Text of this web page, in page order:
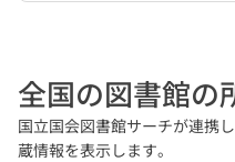
全国の図書館の
国立国会図書館サーチが連携
蔵情報を表示します。